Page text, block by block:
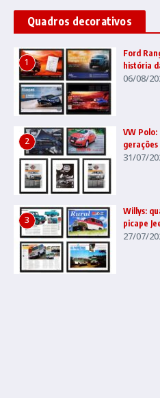
Quadros decorativos
1
Ford
história
06/08/
2
VW
31/07/
3
Willys:
picape
27/07/